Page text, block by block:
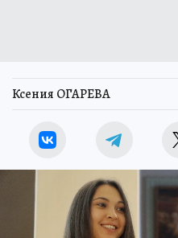
Ксения ОГАРЕВА